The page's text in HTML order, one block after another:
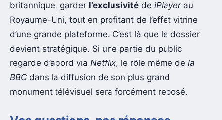
britannique, garder l’exclusivité de iPlayerau
Royaume-Uni, tout en profitant de l’effet vitrine
d’une grande plateforme. C’est là que le dossier
devient stratégique. Si une partie du public
regarde d’abord via Netflix, le rôle même de la
BBC dans la diffusion de son plus grand
monument télévisuel sera forcément reposé.